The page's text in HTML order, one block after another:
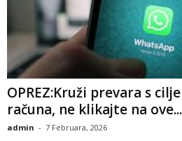
OPREZ:Kruži prevara s
računa, ne klikajte na ove...
admin - 7 Februara, 2026